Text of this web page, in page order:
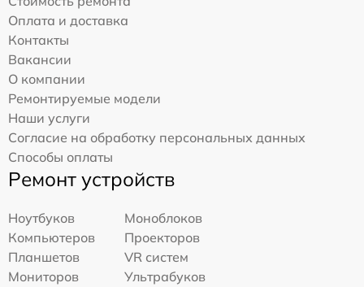
Оплата и доставка
Контакты
Вакансии
О компании
Ремонтируемые модели
Наши услуги
Согласие на обработку персональных данных
Способы оплаты
Ремонт устройств
Ноутбуков
Моноблоков
Компьютеров
Проекторов
Планшетов
VR систем
Мониторов
Ультрабуков